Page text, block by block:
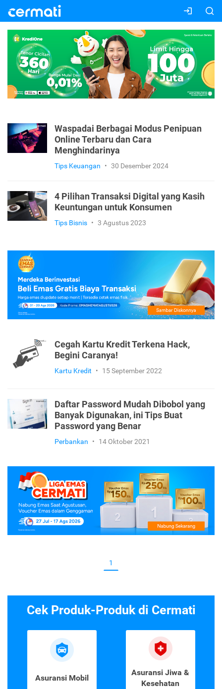
Waspadai Berbagai Modus Penipuan
Online Terbaru dan Cara
Menghindarinya
Tips Keuangan • 30 Desember 2024
4 Pilihan Transaksi Digital yang Kasih
Keuntungan untuk Konsumen
Tips Bisnis • 3 Agustus 2023
Cegah Kartu Kredit Terkena Hack,
Begini Caranya!
Kartu Kredit • 15 September 2022
Daftar Password Mudah Dibobol yang
Banyak Digunakan, ini Tips Buat
Password yang Benar
Perbankan • 14 Oktober 2021
1
Cek Produk-Produk di Cermati
Asuransi Mobil
Asuransi Jiwa &
Kesehatan